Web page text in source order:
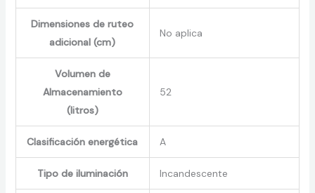
Dimensiones de ruteo
adicional (cm)
No aplica
Volumen de
Almacenamiento
(litros)
52
Clasificación energética A
Tipo de iluminación Incandescente